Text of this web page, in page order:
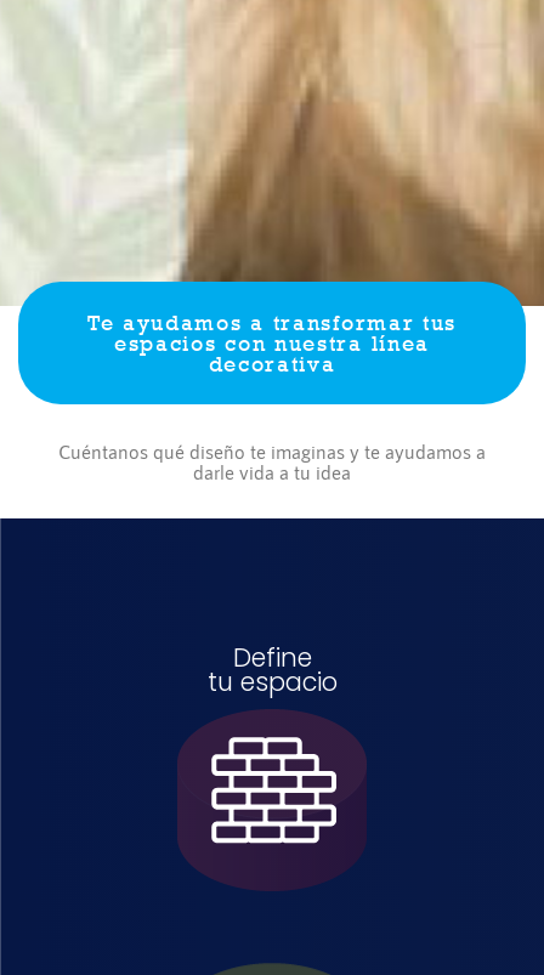
Te ayudamos a transformar tus
espacios con nuestra línea
decorativa
Cuéntanos qué diseño te imaginas y te ayudamos a
darle vida a tu idea
Define
tu espacio